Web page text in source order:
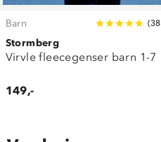
Barn (38
Stormberg
Virvle fleecegenser barn 1-7
149,-